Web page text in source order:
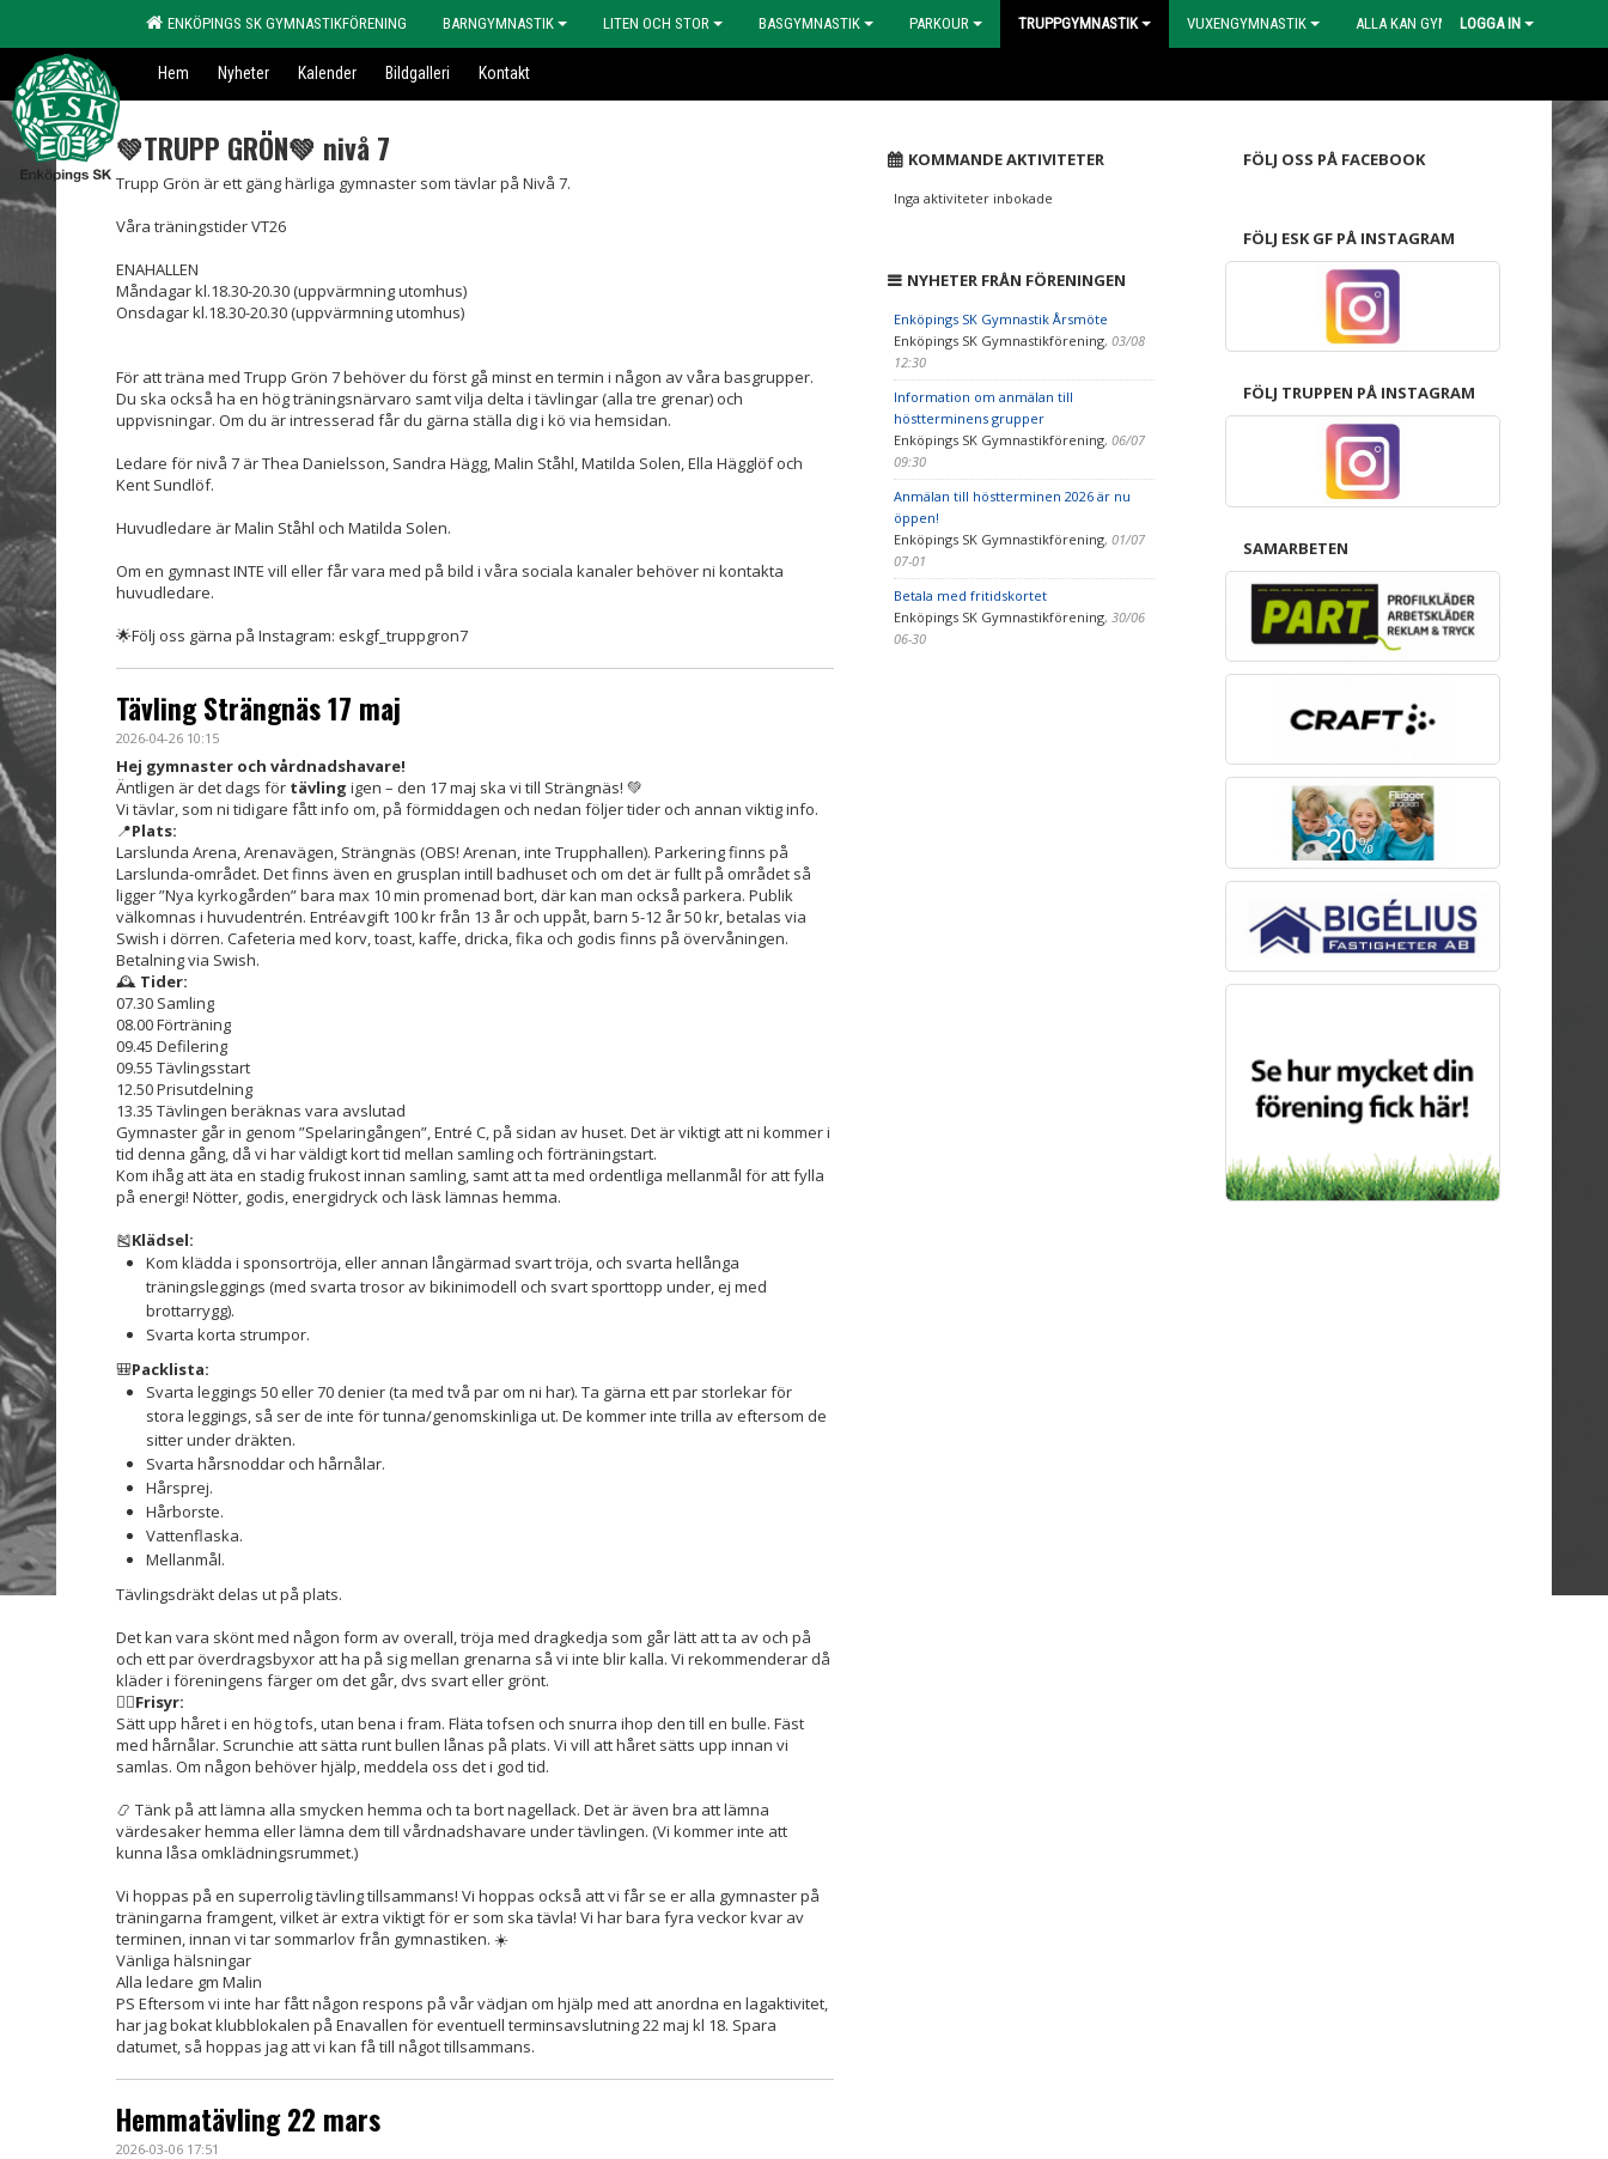
ENKÖPINGS SK GYMNASTIKFÖRENING BARNGYMNASTIK LITEN OCH STOR BASGYMNASTIK PARKOUR TRUPPGYMNASTIK VUXENGYMNASTIK ALLA KAN GYMPALOGGA IN
Hem Nyheter Kalender Bildgalleri Kontakt
💚TRUPP GRÖN💚 nivå 7
Trupp Grön är ett gäng härliga gymnaster som tävlar på Nivå 7.
Våra träningstider VT26
ENAHALLEN
Måndagar kl.18.30-20.30 (uppvärmning utomhus)
Onsdagar kl.18.30-20.30 (uppvärmning utomhus)
För att träna med Trupp Grön 7 behöver du först gå minst en termin i någon av våra basgrupper.
Du ska också ha en hög träningsnärvaro samt vilja delta i tävlingar (alla tre grenar) och
uppvisningar. Om du är intresserad får du gärna ställa dig i kö via hemsidan.
Ledare för nivå 7 är Thea Danielsson, Sandra Hägg, Malin Ståhl, Matilda Solen, Ella Hägglöf och
Kent Sundlöf.
Huvudledare är Malin Ståhl och Matilda Solen.
Om en gymnast INTE vill eller får vara med på bild i våra sociala kanaler behöver ni kontakta
huvudledare.
🌟Följ oss gärna på Instagram: eskgf_truppgron7
Tävling Strängnäs 17 maj
2026-04-26 10:15
Hej gymnaster och vårdnadshavare!
Äntligen är det dags för tävling igen – den 17 maj ska vi till Strängnäs! 💚
Vi tävlar, som ni tidigare fått info om, på förmiddagen och nedan följer tider och annan viktig info.
📍Plats:
Larslunda Arena, Arenavägen, Strängnäs (OBS! Arenan, inte Trupphallen). Parkering finns på
Larslunda-området. Det finns även en grusplan intill badhuset och om det är fullt på området så
ligger ”Nya kyrkogården” bara max 10 min promenad bort, där kan man också parkera. Publik
välkomnas i huvudentrén. Entréavgift 100 kr från 13 år och uppåt, barn 5-12 år 50 kr, betalas via
Swish i dörren. Cafeteria med korv, toast, kaffe, dricka, fika och godis finns på övervåningen.
Betalning via Swish.
🕰️ Tider:
07.30 Samling
08.00 Förträning
09.45 Defilering
09.55 Tävlingsstart
12.50 Prisutdelning
13.35 Tävlingen beräknas vara avslutad
Gymnaster går in genom ”Spelaringången”, Entré C, på sidan av huset. Det är viktigt att ni kommer i
tid denna gång, då vi har väldigt kort tid mellan samling och förträningstart.
Kom ihåg att äta en stadig frukost innan samling, samt att ta med ordentliga mellanmål för att fylla
på energi! Nötter, godis, energidryck och läsk lämnas hemma.
🎽Klädsel:
Kom klädda i sponsortröja, eller annan långärmad svart tröja, och svarta hellånga
träningsleggings (med svarta trosor av bikinimodell och svart sporttopp under, ej med
brottarrygg).
Svarta korta strumpor.
🎒Packlista:
Svarta leggings 50 eller 70 denier (ta med två par om ni har). Ta gärna ett par storlekar för
stora leggings, så ser de inte för tunna/genomskinliga ut. De kommer inte trilla av eftersom de
sitter under dräkten.
Svarta hårsnoddar och hårnålar.
Hårsprej.
Hårborste.
Vattenflaska.
Mellanmål.
Tävlingsdräkt delas ut på plats.
Det kan vara skönt med någon form av overall, tröja med dragkedja som går lätt att ta av och på
och ett par överdragsbyxor att ha på sig mellan grenarna så vi inte blir kalla. Vi rekommenderar då
kläder i föreningens färger om det går, dvs svart eller grönt.
👱‍♀️Frisyr:
Sätt upp håret i en hög tofs, utan bena i fram. Fläta tofsen och snurra ihop den till en bulle. Fäst
med hårnålar. Scrunchie att sätta runt bullen lånas på plats. Vi vill att håret sätts upp innan vi
samlas. Om någon behöver hjälp, meddela oss det i god tid.
📿 Tänk på att lämna alla smycken hemma och ta bort nagellack. Det är även bra att lämna
värdesaker hemma eller lämna dem till vårdnadshavare under tävlingen. (Vi kommer inte att
kunna låsa omklädningsrummet.)
Vi hoppas på en superrolig tävling tillsammans! Vi hoppas också att vi får se er alla gymnaster på
träningarna framgent, vilket är extra viktigt för er som ska tävla! Vi har bara fyra veckor kvar av
terminen, innan vi tar sommarlov från gymnastiken. ☀️
Vänliga hälsningar
Alla ledare gm Malin
PS Eftersom vi inte har fått någon respons på vår vädjan om hjälp med att anordna en lagaktivitet,
har jag bokat klubblokalen på Enavallen för eventuell terminsavslutning 22 maj kl 18. Spara
datumet, så hoppas jag att vi kan få till något tillsammans.
Hemmatävling 22 mars
2026-03-06 17:51
KOMMANDE AKTIVITETER
Inga aktiviteter inbokade
NYHETER FRÅN FÖRENINGEN
Enköpings SK Gymnastik Årsmöte
Enköpings SK Gymnastikförening, 03/08
12:30
Information om anmälan till
höstterminens grupper
Enköpings SK Gymnastikförening, 06/07
09:30
Anmälan till höstterminen 2026 är nu
öppen!
Enköpings SK Gymnastikförening, 01/07
07-01
Betala med fritidskortet
Enköpings SK Gymnastikförening, 30/06
06-30
FÖLJ OSS PÅ FACEBOOK
FÖLJ ESK GF PÅ INSTAGRAM
FÖLJ TRUPPEN PÅ INSTAGRAM
SAMARBETEN